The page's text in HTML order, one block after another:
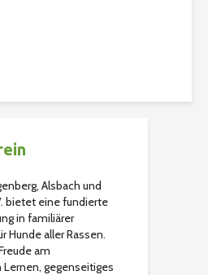
Alsbach und
bietet eine fundierte
in familiärer
Hunde aller Rassen.
am
gegenseitiges